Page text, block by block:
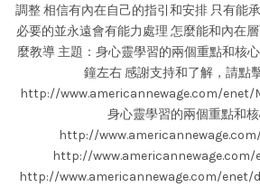
調整 相信有內在自己的指引和安排 只有能
必要的並永遠會有能力處理 怎麼能和內在
麼教導 主題：身心靈學習的兩個重點和核
鐘左右 感謝支持和了解，請點
http://www.americannewage.com/enet/
身心靈學習的兩個重點和
http://
http://www.americannewage.com/
http://www.americannewage.com/enet/